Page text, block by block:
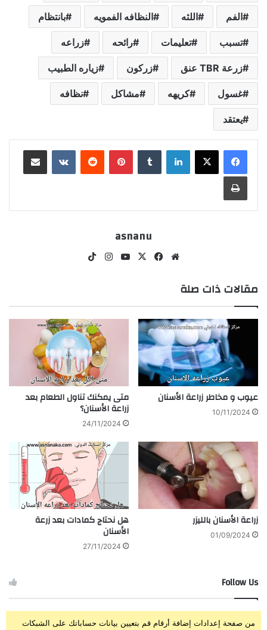
الفم اللثه النظافه الفمويه بانتظام
تسبب تعليمات رائحه زراعه
زرعة TBR عنق زركون زياره الطبيب
غسول كريهه مشاكل نظافه
يعتقد
لينكدإن بينتيريست مشاركة عبر البريد
طباعة
asnanu
موقع
فيسبوك
‫X
‫YouTubeانستقرام
مقالات ذات صلة
عيوب و مخاطر زراعة الأسنان
10/11/2024
متى يمكنك تناول الطعام بعد
زراعة الأسنان؟
24/11/2024
زراعة الأسنان بالليزر
01/09/2024
هل نحتاج كمادات بعد زرعة
الأسنان
27/11/2024
Follow Us
من صفحة إعدادات إضافة أرقام قم بتعيين بيانات حساباتك على الشبكات